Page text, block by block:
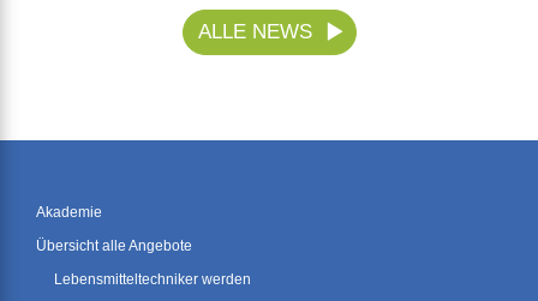
ALLE NEWS
Akademie
Übersicht alle Angebote
Lebensmitteltechniker werden